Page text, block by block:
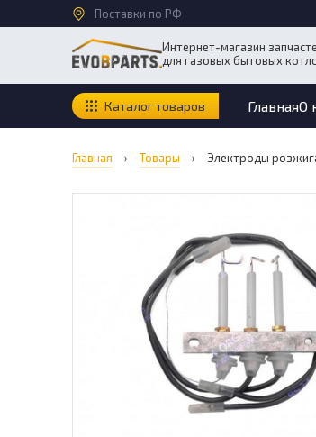
Поставки по РФ
Интернет-магазин
для газовых бытовых
Каталог товаров ГлавнаяО
Главная › Товары › Электроды